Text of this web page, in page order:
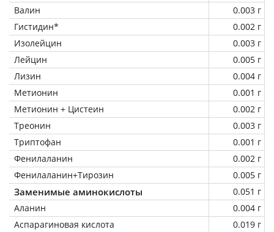
Валин
0.003 г
Гистидин*
0.002 г
Изолейцин
0.003 г
Лейцин
0.005 г
Лизин
0.004 г
Метионин
0.001 г
Метионин + Цистеин
0.002 г
Треонин
0.003 г
Триптофан
0.001 г
Фенилаланин
0.002 г
Фенилаланин+Тирозин
0.005 г
Заменимые аминокислоты
0.051 г
Аланин
0.004 г
Аспарагиновая кислота
0.019 г